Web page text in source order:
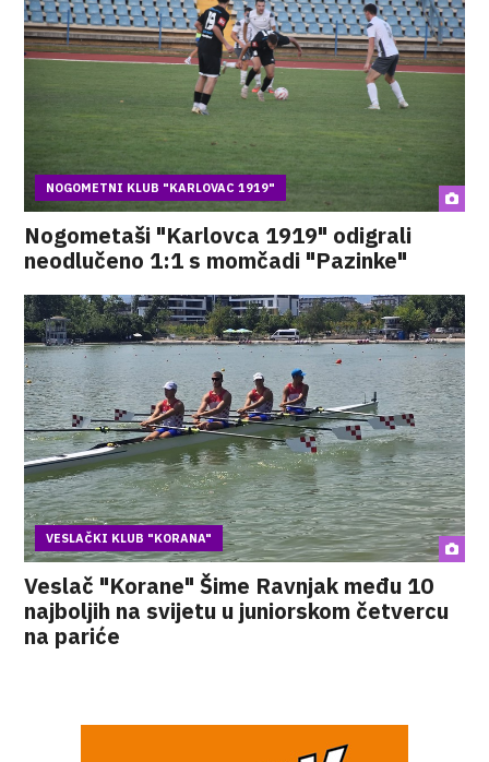
NOGOMETNI KLUB "KARLOVAC 1919"
Nogometaši "Karlovca 1919" odigrali
neodlučeno 1:1 s momčadi "Pazinke"
VESLAČKI KLUB "KORANA"
Veslač "Korane" Šime Ravnjak među 10
najboljih na svijetu u juniorskom četvercu
na pariće